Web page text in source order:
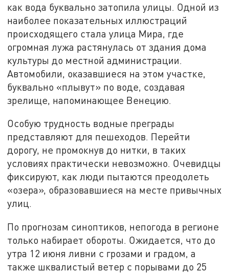
как вода буквально затопила улицы. Одной из
наиболее показательных иллюстраций
происходящего стала улица Мира, где
огромная лужа растянулась от здания дома
культуры до местной администрации.
Автомобили, оказавшиеся на этом участке,
буквально «плывут» по воде, создавая
зрелище, напоминающее Венецию.
Особую трудность водные преграды
представляют для пешеходов. Перейти
дорогу, не промокнув до нитки, в таких
условиях практически невозможно. Очевидцы
фиксируют, как люди пытаются преодолеть
«озера», образовавшиеся на месте привычных
улиц.
По прогнозам синоптиков, непогода в регионе
только набирает обороты. Ожидается, что до
утра 12 июня ливни с грозами и градом, а
также шквалистый ветер с порывами до 25